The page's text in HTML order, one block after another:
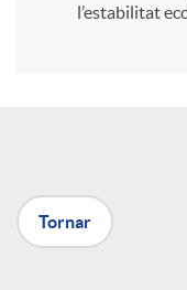
X
l’estabilitat
Tornar